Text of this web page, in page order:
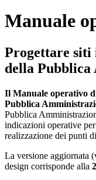
Manuale
Progettare
della Pubblica
Il Manuale operativo
Pubblica
Pubblica
indicazioni operative
realizzazione dei punti
La versione aggiornata
design corrisponde alla